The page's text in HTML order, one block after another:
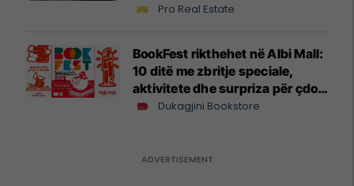
Pro Real Estate
BookFest rikthehet në Albi Mall:
10 ditë me zbritje speciale,
aktivitete dhe surpriza për çdo
lexuesDukagjini Bookstore